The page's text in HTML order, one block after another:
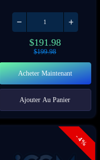
$191.98
$199.98
Acheter Maintenant
Ajouter Au Panier
- 4%